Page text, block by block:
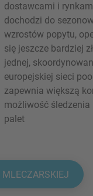
dostawcami i
dochodzi do
wzrostów popytu,
się jeszcze bardziej
jednej,
europejskiej sieci
zapewnia większą
możliwość śledzenia
palet
MLECZARSKIEJ